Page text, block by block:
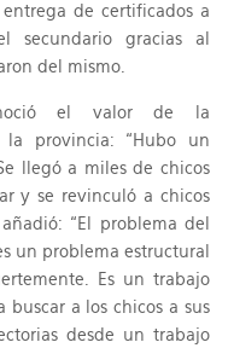
de certificados a
secundario gracias al
del mismo.
el valor de la
provincia: “Hubo un
llegó a miles de chicos
y se revinculó a chicos
“El problema del
un problema estructural
Es un trabajo
a los chicos a sus
desde un trabajo